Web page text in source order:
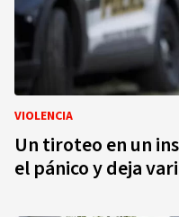
VIOLENCIA
Un tiroteo en un
el pánico y deja